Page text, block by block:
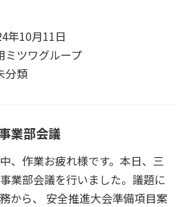
年10月11日
ミツワグループ
分類
業部会議
、作業お疲れ様です。本日、三
業部会議を行いました。議題に
から、 安全推進大会準備項目案